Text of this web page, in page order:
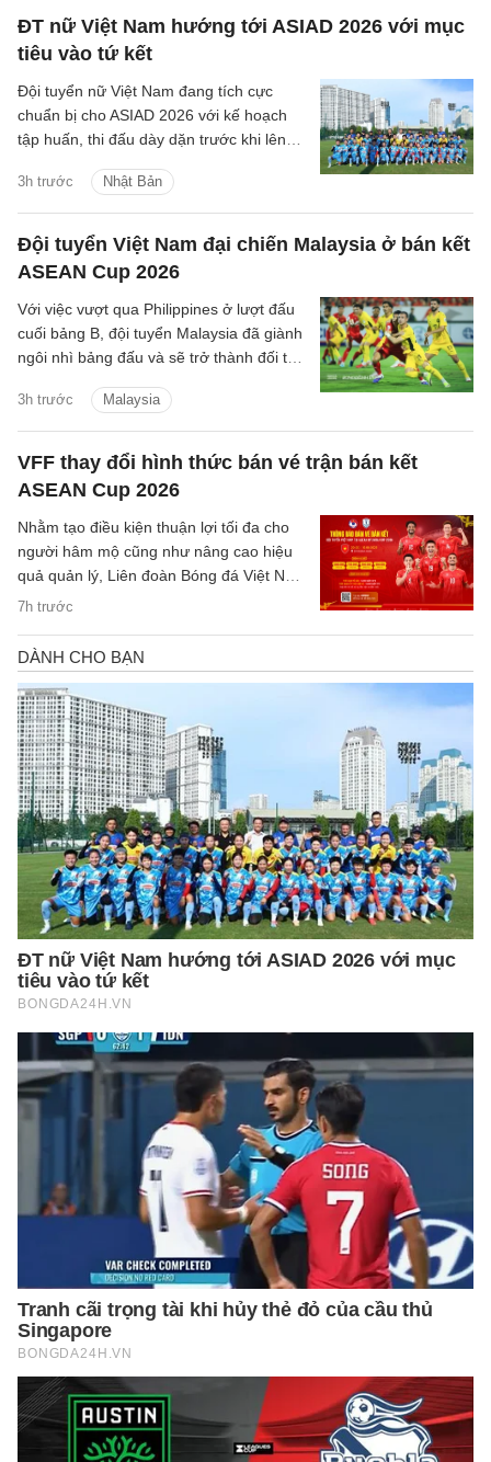
ĐT nữ Việt Nam hướng tới ASIAD 2026 với mục
tiêu vào tứ kết
3h trước Nhật Bản
Đội tuyển nữ Việt Nam đang tích cực
chuẩn bị cho ASIAD 2026 với kế hoạch
tập huấn, thi đấu dày dặn trước khi lên
Đội tuyển Việt Nam đại chiến Malaysia ở bán kết
ASEAN Cup 2026
3h trước Malaysia
Với việc vượt qua Philippines ở lượt đấu
cuối bảng B, đội tuyển Malaysia đã giành
ngôi nhì bảng đấu và sẽ trở thành đối thủ
hành trình bảo vệ ngôi vương Đông Nam
Á.
VFF thay đổi hình thức bán vé trận bán kết
ASEAN Cup 2026
7h trước
Nhằm tạo điều kiện thuận lợi tối đa cho
người hâm mộ cũng như nâng cao hiệu
quả quản lý, Liên đoàn Bóng đá Việt Nam
(VFF) đã chính thức thông báo về việc
trên sân nhà của đội tuyển Việt Nam.